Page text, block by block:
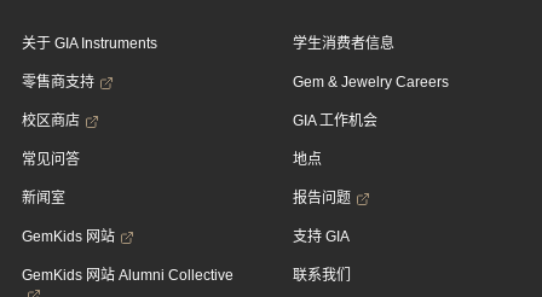
关于 GIA Instruments
零售商支持
校区商店
常见问答
新闻室
GemKids 网站
GemKids 网站 Alumni Collective
学生消费者信息
Gem & Jewelry Careers
GIA 工作机会
地点
报告问题
支持 GIA
联系我们